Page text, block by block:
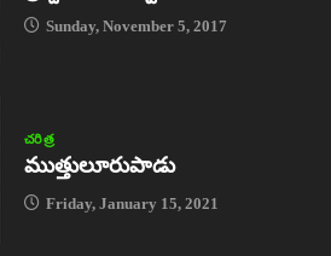
Sunday, November 5, 2017
చరిత్ర
ముత్తులూరుపాడు
Friday, January 15, 2021